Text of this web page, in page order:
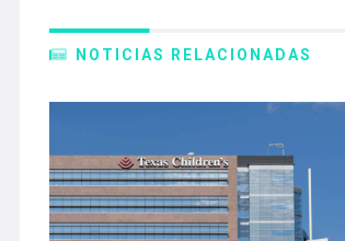
NOTICIAS RELACIONADAS